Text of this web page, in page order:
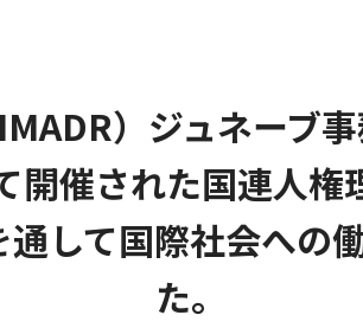
）ジュネーブ
開催された国連人権
して国際社会への
た。